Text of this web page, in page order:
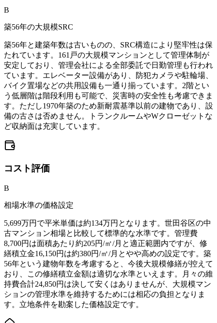
B
築56年の大規模SRC
築56年と建築年数は古いものの、SRC構造により堅牢性は保
たれています。161戸の大規模マンションとして管理体制が
安定しており、管理会社による全部委託で日勤管理も行われ
ています。エレベーター設備があり、防犯カメラや駐輪場、
バイク置場などの共用設備も一通り揃っています。2階とい
う低層階は階段利用も可能で、災害時の安全性も考慮できま
す。ただし1970年築のため新耐震基準以前の建物であり、設
備の古さは否めません。トランクルームやWクローゼットな
ど収納面は充実しています。
コスト評価
B
相場水準の価格設定
5,699万円で平米単価は約134万円となります。世田谷区の中
古マンション相場と比較して標準的な水準です。管理費
8,700円は面積あたり約205円/㎡/月と適正範囲内ですが、修
繕積立金16,150円は約380円/㎡/月とやや高めの設定です。築
56年という建物年数を考慮すると、今後大規模修繕が控えて
おり、この修繕積立金額は適切な水準といえます。月々の維
持費合計24,850円は決して安くはありませんが、大規模マン
ションの管理水準を維持するためには相応の負担となりま
す。立地条件を勘案した価格設定です。